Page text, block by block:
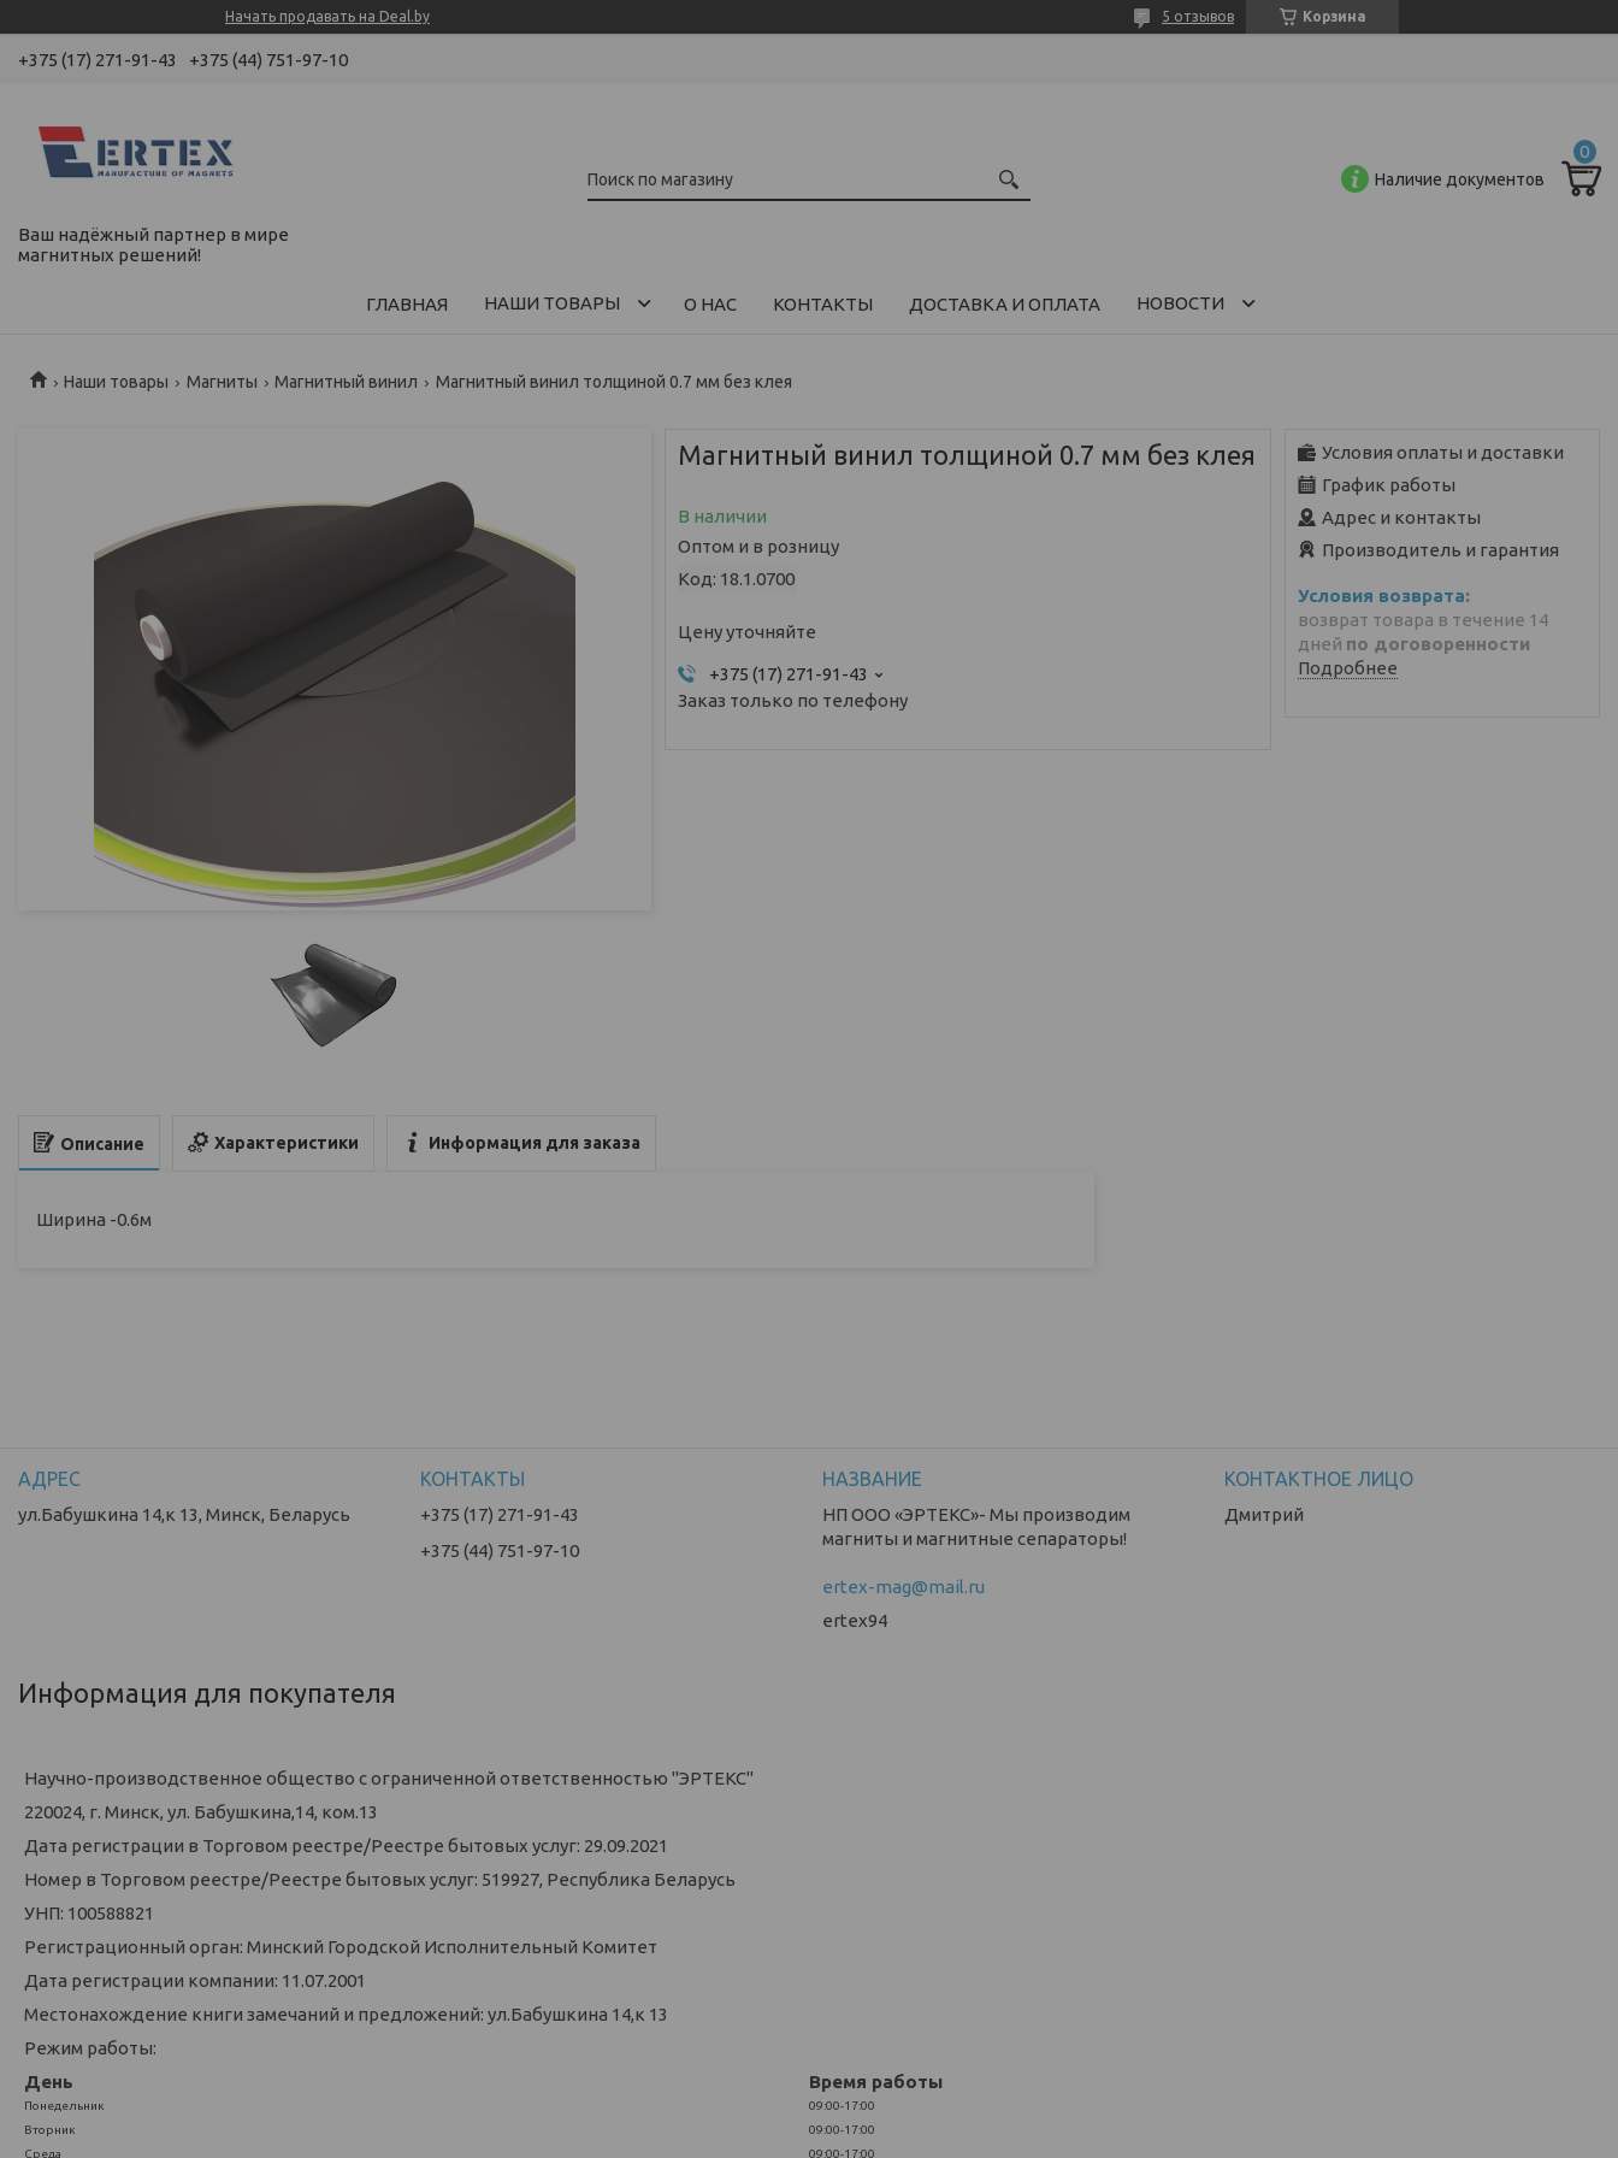
Начать продавать на Deal.by Корзина
5 отзывов
+375 (17) 271-91-43 +375 (44) 751-97-10
Ваш надёжный партнер в мире
магнитных решений!
Наличие документов
ГЛАВНАЯ НАШИ ТОВАРЫ О НАС КОНТАКТЫ ДОСТАВКА И ОПЛАТА НОВОСТИ
Наши товары Магниты Магнитный винил Магнитный винил толщиной 0.7 мм без клея
Магнитный винил толщиной 0.7 мм без клея
В наличии
Оптом и в розницу
Код: 18.1.0700
Цену уточняйте
+375 (17) 271-91-43
Заказ только по телефону
Условия оплаты и доставки
График работы
Адрес и контакты
Производитель и гарантия
возврат товара в течение 14
дней по договоренности
Подробнее
Описание Характеристики Информация для заказа
Ширина -0.6м
ул.Бабушкина 14,к 13, Минск, Беларусь
+375 (17) 271-91-43
+375 (44) 751-97-10
НП ООО «ЭРТЕКС»- Мы производим
магниты и магнитные сепараторы!
ertex-mag@mail.ru
ertex94
Дмитрий
Информация для покупателя
Научно-производственное общество с ограниченной ответственностью "ЭРТЕКС"
220024, г. Минск, ул. Бабушкина,14, ком.13
Дата регистрации в Торговом реестре/Реестре бытовых услуг: 29.09.2021
Номер в Торговом реестре/Реестре бытовых услуг: 519927, Республика Беларусь
УНП: 100588821
Регистрационный орган: Минский Городской Исполнительный Комитет
Дата регистрации компании: 11.07.2001
Местонахождение книги замечаний и предложений: ул.Бабушкина 14,к 13
Режим работы:
День
Время работы
Понедельник
09:00-17:00
Вторник
09:00-17:00
Среда
09:00-17:00